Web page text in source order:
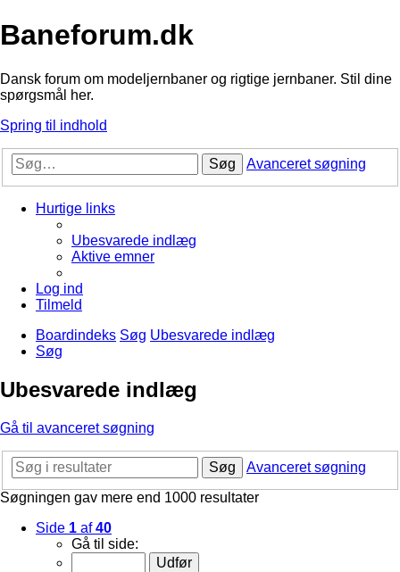
Baneforum.dk
Dansk forum om modeljernbaner og rigtige jernbaner. Stil dine
spørgsmål her.
Spring til indhold
Søg Avanceret søgning
Hurtige links
Ubesvarede indlæg
Aktive emner
Log ind
Tilmeld
Boardindeks Søg Ubesvarede indlæg
Søg
Ubesvarede indlæg
Gå til avanceret søgning
Søg
Avanceret søgning
Søgningen gav mere end 1000 resultater
Side 1 af40
Gå til side: